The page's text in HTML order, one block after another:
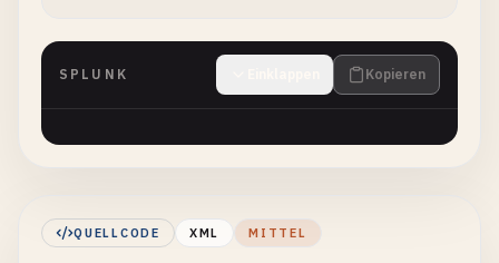
SPLUNK Kopieren
QUELLCODE XML MITTEL